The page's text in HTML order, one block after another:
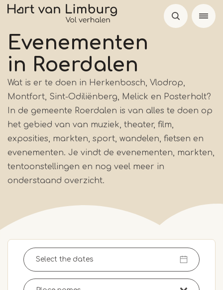
Skip
main
content
Evenementen
in Roerdalen
Wat is er te doen in Herkenbosch, Vlodrop,
Montfort, Sint-Odiliënberg, Melick en Posterholt?
In de gemeente Roerdalen is van alles te doen op
het gebied van van muziek, theater, film,
exposities, markten, sport, wandelen, fietsen en
evenementen. Je vindt de evenementen, markten,
tentoonstellingen en nog veel meer in
onderstaand overzicht.